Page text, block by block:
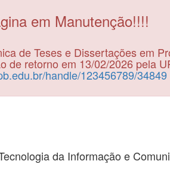
em Manutenção!!!!
de Teses e Dissertações em
de retorno em 13/02/2026 pela
handle/123456789/34849
da Informação e